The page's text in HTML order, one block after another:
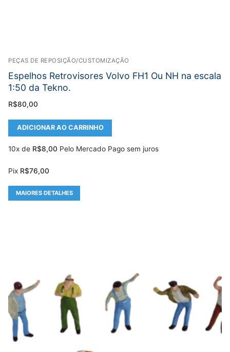
PEÇAS DE REPOSIÇÃO/CUSTOMIZAÇÃO
Espelhos Retrovisores Volvo FH1 Ou NH na escala
1:50 da Tekno.
R$80,00
ADICIONAR AO CARRINHO
10x de R$8,00 Pelo Mercado Pago sem juros
Pix R$76,00
MAIORES DETALHES